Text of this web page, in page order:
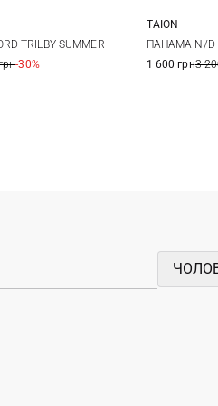
L XL
TRILBY SUMMER
-30%
TAION
ПАНАМА N/D
1 600 грн3